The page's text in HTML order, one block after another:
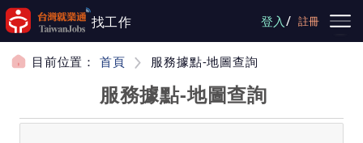
跳到主要內容
找工作 登入/ 註冊
目前位置： 首頁 服務據點-地圖查詢
服務據點-地圖查詢